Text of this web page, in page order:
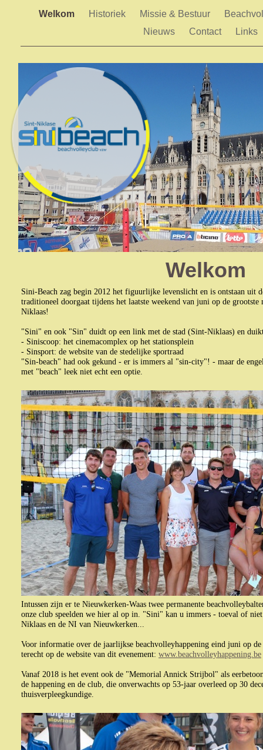
Welkom Historiek Missie & Bestuur
Nieuws
Contact Links
Sini-Beach zag begin 2012 het figuurlijke levenslicht en is ontstaan uit
traditioneel doorgaat tijdens het laatste weekend van juni op de
Niklaas!
"Sini" en ook "Sin" duidt op een link met de stad (Sint-Niklaas) en
- Siniscoop: het cinemacomplex op het stationsplein
- Sinsport: de website van de stedelijke sportraad
"Sin-beach" had ook gekund - er is immers al "sin-city"! - maar de
met "beach" leek niet echt een optie.
Intussen zijn er te Nieuwkerken-Waas twee permanente
onze club speelden we hier al op in. "Sini" kan u immers - toeval of
Niklaas en de NI van Nieuwkerken...
Voor informatie over de jaarlijkse beachvolleyhappening eind juni op
terecht op de website van dit evenement: www.beachvolleyhappening.be
Vanaf 2018 is het event ook de "Memorial Annick Strijbol" als
de happening en de club, die onverwachts op 53-jaar overleed op 30
thuisverpleegkundige.
Welkom